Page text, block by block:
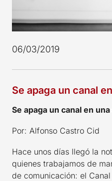
06/03/2019
Se apaga un canal
Se apaga un canal en
Por: Alfonso Castro Cid
Hace unos días llegó la
quienes trabajamos de
de comunicación: el